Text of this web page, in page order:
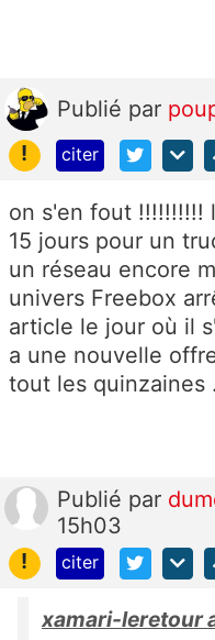
Publié par
!
citer
on s'en fout !!!!!!!!!!
15 jours pour un
un réseau encore
univers Freebox
article le jour où il
a une nouvelle
tout les quinzaines
Publié par
15h03
!
citer
xamari-leretour